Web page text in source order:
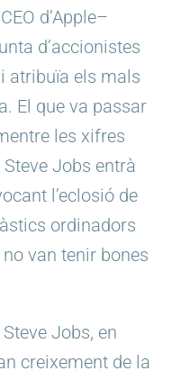
d’Apple–
d’accionistes
atribuïa els mals
El que va passar
les xifres
Steve Jobs entrà
l’eclosió de
ordinadors
van tenir bones
Jobs, en
creixement de la